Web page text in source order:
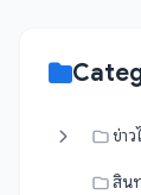
ข่า
สิน